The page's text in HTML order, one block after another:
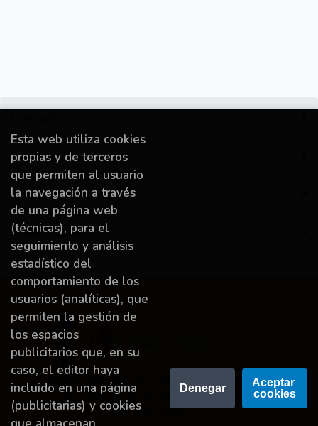
Información
Destacado
A miña conta
Proyecto financiado por la Dirección General del
Libro y Fomento de la Lectura, Ministerio de
Cultura y Deporte.
Esta web utiliza cookies
propias y de terceros
que permiten al usuario
la navegación a través
de una página web
(técnicas), para el
seguimiento y análisis
estadístico del
comportamiento de los
usuarios (analíticas), que
permiten la gestión de
los espacios
publicitarios que, en su
caso, el editor haya
incluido en una página
(publicitarias) y cookies
Denegar
Aceptar
cookies